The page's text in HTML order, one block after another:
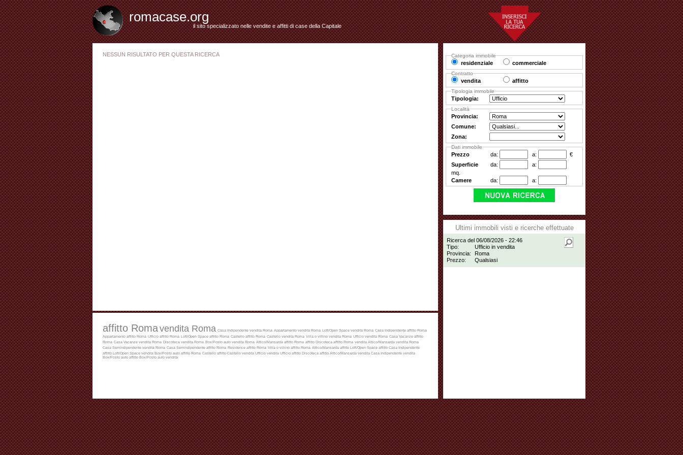
romacase.org
il sito specializzato nelle vendite e affitti di case della Capitale
NESSUN RISULTATO PER QUESTA RICERCA
affitto Romavendita Roma Casa Indipendente vendita Roma Appartamento vendita Roma Loft/Open Space vendita Roma Casa Indipendente affitto Roma
Appartamento affitto Roma
Ufficio affitto Roma Loft/Open Space affitto Roma Castello affitto Roma Castello vendita Roma Villa o villino vendita Roma Ufficio vendita Roma Casa Vacanze affitto
Roma Casa Vacanze vendita Roma Discoteca vendita Roma Box/Posto auto vendita Roma Attico/Mansarda affitto Roma affitto Discoteca affitto Roma vendita Attico/Mansarda vendita Roma
Casa Semindipendente vendita Roma Casa Semindipendente affitto Roma Residence affitto Roma Villa o villino affitto Roma Attico/Mansarda affitto Loft/Open Space affitto Casa Indipendente
affitto
Loft/Open Space vendita Box/Posto auto affitto Roma Castello affitto Castello vendita Ufficio vendita Ufficio affitto Discoteca affitto Attico/Mansarda vendita Casa Indipendente vendita
Box/Posto auto affitto Box/Posto auto vendita
Categoria immobile
residenziale commerciale
Contratto
vendita affitto
Tipologia immobile
Tipologia:
Località
Provincia:
Comune:
Zona:
Dati immobile
Prezzo da: a:
€
Superficie
da:
a:
mq.
Camere
da: a:
Ultimi immobili visti e ricerche effettuate
Ricerca del 06/08/2026 - 22:46
Tipo:
Ufficio in vendita
Provincia:
Roma
Prezzo:
Qualsiasi